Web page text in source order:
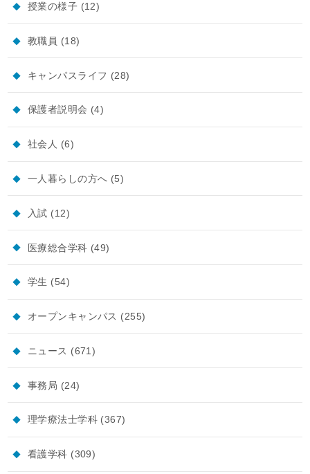
授業の様子 (12)
教職員 (18)
キャンパスライフ (28)
保護者説明会 (4)
社会人 (6)
一人暮らしの方へ (5)
入試 (12)
医療総合学科 (49)
学生 (54)
オープンキャンパス (255)
ニュース (671)
事務局 (24)
理学療法士学科 (367)
看護学科 (309)